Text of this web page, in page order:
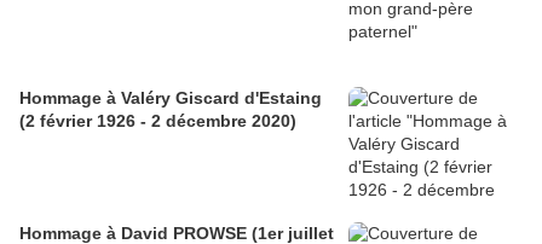
Hommage à Valéry Giscard d'Estaing
(2 février 1926 - 2 décembre 2020)
Hommage à David PROWSE (1er juillet